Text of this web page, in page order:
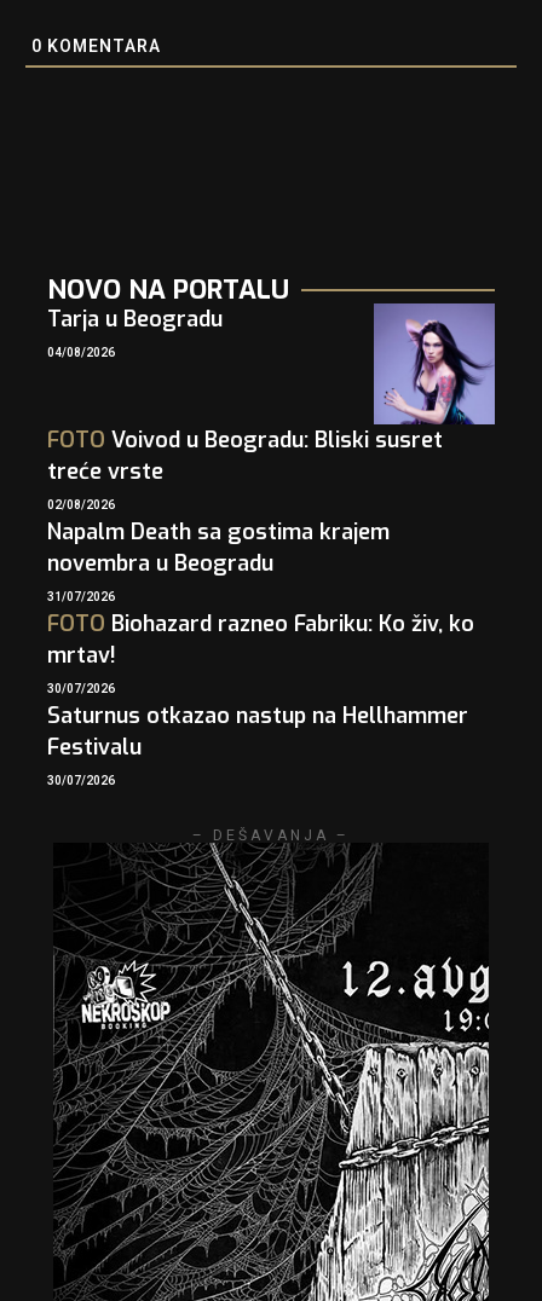
0 KOMENTARA
NOVO NA PORTALU
Tarja u Beogradu
04/08/2026
FOTO Voivod u Beogradu: Bliski susret
treće vrste
02/08/2026
Napalm Death sa gostima krajem
novembra u Beogradu
31/07/2026
FOTO Biohazard razneo Fabriku: Ko živ, ko
mrtav!
30/07/2026
Saturnus otkazao nastup na Hellhammer
Festivalu
30/07/2026
– DEŠAVANJA –